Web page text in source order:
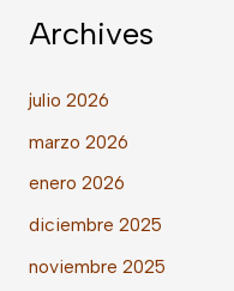
Archives
julio 2026
marzo 2026
enero 2026
diciembre 2025
noviembre 2025